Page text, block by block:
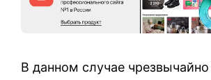
В данном случае